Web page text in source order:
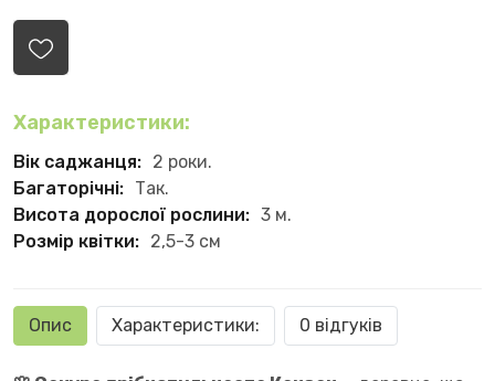
Характеристики:
Вік саджанця: 2 роки.
Багаторічні: Так.
Висота дорослої рослини: 3 м.
Розмір квітки: 2,5-3 см
Опис Характеристики: 0 відгуків